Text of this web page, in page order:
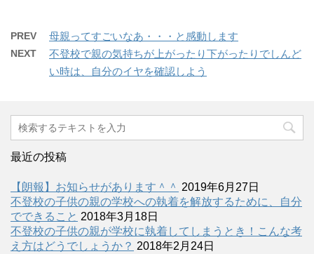
PREV 母親ってすごいなあ・・・と感動します
NEXT
不登校で親の気持ちが上がったり下がったりでしんど
い時は、自分のイヤを確認しよう
最近の投稿
【朗報】お知らせがあります＾＾ 2019年6月27日
不登校の子供の親の学校への執着を解放するために、自分
でできること 2018年3月18日
不登校の子供の親が学校に執着してしまうとき！こんな考
え方はどうでしょうか？ 2018年2月24日